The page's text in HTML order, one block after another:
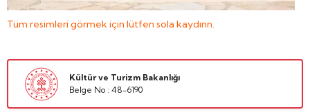
Tüm resimleri görmek için lütfen sola kaydırın.
Kültür ve Turizm Bakanlığı
Belge No : 48-6190